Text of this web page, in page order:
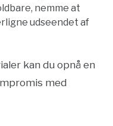
nemme at
udseendet af
kan du opnå en
med